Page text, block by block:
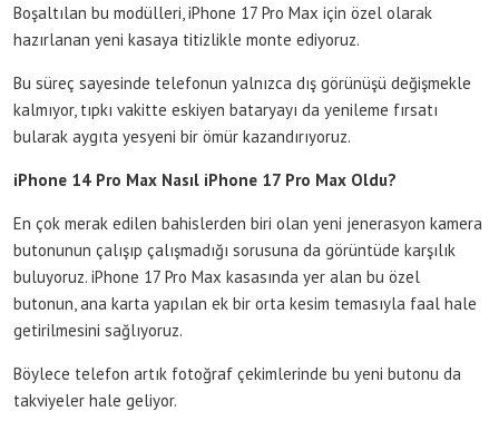
Boşaltılan bu modülleri, iPhone 17 Pro Max için özel olarak
hazırlanan yeni kasaya titizlikle monte ediyoruz.
Bu süreç sayesinde telefonun yalnızca dış görünüşü değişmekle
kalmıyor, tıpkı vakitte eskiyen bataryayı da yenileme fırsatı
bularak aygıta yesyeni bir ömür kazandırıyoruz.
iPhone 14 Pro Max Nasıl iPhone 17 Pro Max Oldu?
En çok merak edilen bahislerden biri olan yeni jenerasyon kamera
butonunun çalışıp çalışmadığı sorusuna da görüntüde karşılık
buluyoruz. iPhone 17 Pro Max kasasında yer alan bu özel
butonun, ana karta yapılan ek bir orta kesim temasıyla faal hale
getirilmesini sağlıyoruz.
Böylece telefon artık fotoğraf çekimlerinde bu yeni butonu da
takviyeler hale geliyor.